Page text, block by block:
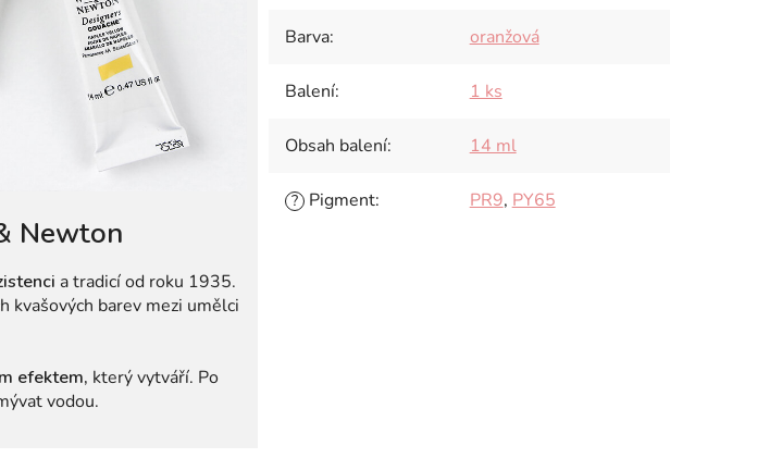
Newton
a tradicí od roku 1935.
kvašových barev mezi umělci
efektem, který vytváří. Po
vodou.
Barva: oranžová
Balení: 1 ks
Obsah balení: 14 ml
? Pigment: PR9, PY65